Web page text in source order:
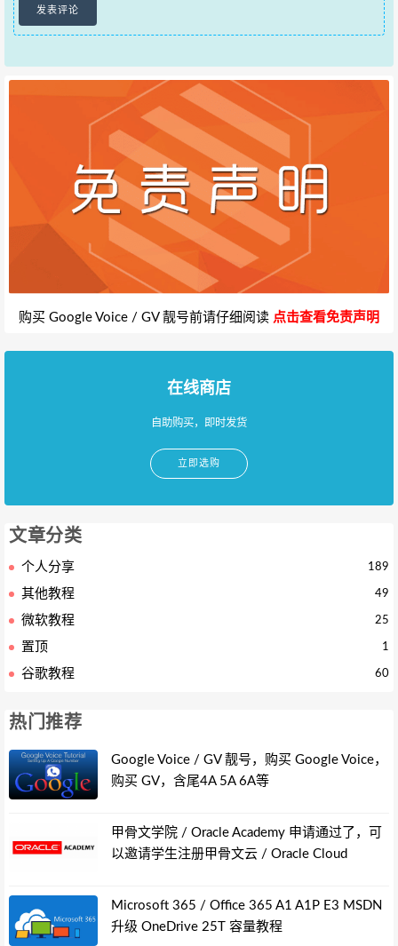
购买 Google Voice / GV 靓号前请仔细阅读 点击查看免责声明
在线商店
自助购买，即时发货
立即选购
文章分类
个人分享 189
其他教程 49
微软教程 25
置顶 1
谷歌教程 60
热门推荐
Google Voice / GV 靓号，购买 Google Voice，
购买 GV，含尾4A 5A 6A等
甲骨文学院 / Oracle Academy 申请通过了，可
以邀请学生注册甲骨文云 / Oracle Cloud
Microsoft 365 / Office 365 A1 A1P E3 MSDN
升级 OneDrive 25T 容量教程